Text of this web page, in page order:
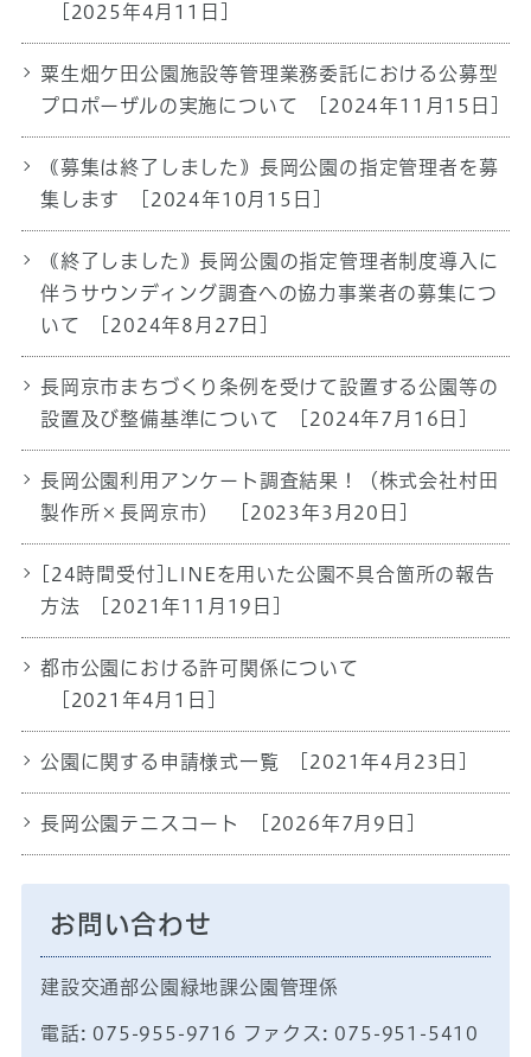
[2025年4月11日]
粟生畑ケ田公園施設等管理業務委託における公募型
プロポーザルの実施について
[2024年11月15日]
｟募集は終了しました｠長岡公園の指定管理者を募
集します
[2024年10月15日]
｟終了しました｠長岡公園の指定管理者制度導入に
伴うサウンディング調査への協力事業者の募集につ
いて
[2024年8月27日]
長岡京市まちづくり条例を受けて設置する公園等の
設置及び整備基準について
[2024年7月16日]
長岡公園利用アンケート調査結果！（株式会社村田
製作所×長岡京市）
[2023年3月20日]
[24時間受付]LINEを用いた公園不具合箇所の報告
方法
[2021年11月19日]
都市公園における許可関係について
[2021年4月1日]
公園に関する申請様式一覧 [2021年4月23日]
長岡公園テニスコート [2026年7月9日]
お問い合わせ
建設交通部公園緑地課公園管理係
電話: 075-955-9716 ファクス: 075-951-5410